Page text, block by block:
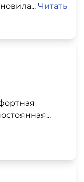
Читать